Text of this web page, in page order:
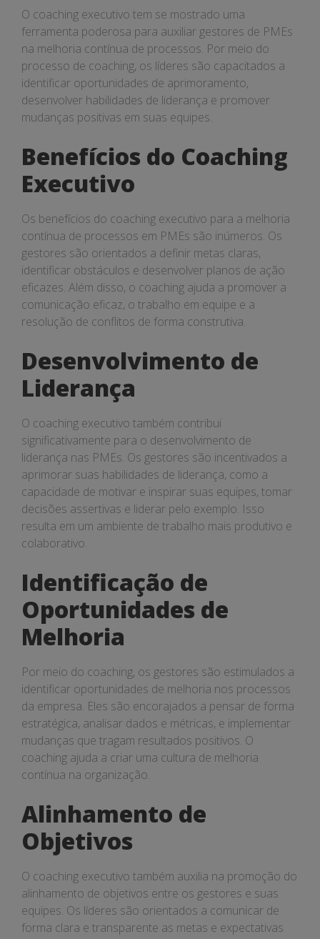
O coaching executivo tem se mostrado uma
ferramenta poderosa para auxiliar gestores de PMEs
na melhoria contínua de processos. Por meio do
processo de coaching, os líderes são capacitados a
identificar oportunidades de aprimoramento,
desenvolver habilidades de liderança e promover
mudanças positivas em suas equipes.
Benefícios do Coaching
Executivo
Os benefícios do coaching executivo para a melhoria
contínua de processos em PMEs são inúmeros. Os
gestores são orientados a definir metas claras,
identificar obstáculos e desenvolver planos de ação
eficazes. Além disso, o coaching ajuda a promover a
comunicação eficaz, o trabalho em equipe e a
resolução de conflitos de forma construtiva.
Desenvolvimento de
Liderança
O coaching executivo também contribui
significativamente para o desenvolvimento de
liderança nas PMEs. Os gestores são incentivados a
aprimorar suas habilidades de liderança, como a
capacidade de motivar e inspirar suas equipes, tomar
decisões assertivas e liderar pelo exemplo. Isso
resulta em um ambiente de trabalho mais produtivo e
colaborativo.
Identificação de
Oportunidades de
Melhoria
Por meio do coaching, os gestores são estimulados a
identificar oportunidades de melhoria nos processos
da empresa. Eles são encorajados a pensar de forma
estratégica, analisar dados e métricas, e implementar
mudanças que tragam resultados positivos. O
coaching ajuda a criar uma cultura de melhoria
contínua na organização.
Alinhamento de
Objetivos
O coaching executivo também auxilia na promoção do
alinhamento de objetivos entre os gestores e suas
equipes. Os líderes são orientados a comunicar de
forma clara e transparente as metas e expectativas